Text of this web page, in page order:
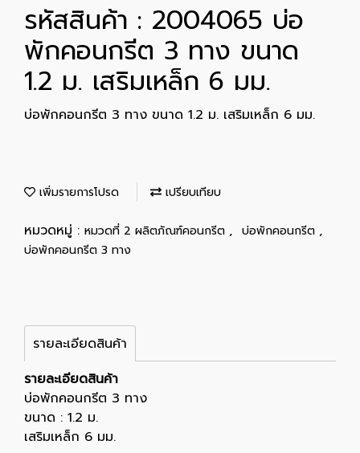
รหัสสินค้า : 2004065 บ่อ
พักคอนกรีต 3 ทาง ขนาด
1.2 ม. เสริมเหล็ก 6 มม.
บ่อพักคอนกรีต 3 ทาง ขนาด 1.2 ม. เสริมเหล็ก 6 มม.
เพิ่มรายการโปรด เปรียบเทียบ
หมวดหมู่ : หมวดที่ 2 ผลิตภัณฑ์คอนกรีต , บ่อพักคอนกรีต ,
บ่อพักคอนกรีต 3 ทาง
รายละเอียดสินค้า
รายละเอียดสินค้า
บ่อพักคอนกรีต 3 ทาง
ขนาด : 1.2 ม.
เสริมเหล็ก 6 มม.